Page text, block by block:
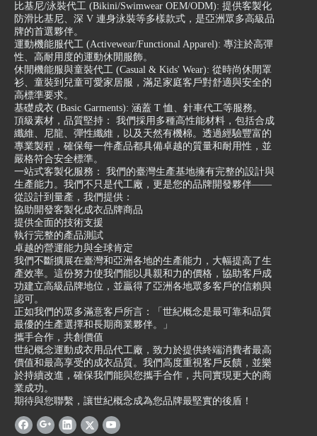
比基尼/泳裝代工 (Bikini/Swimwear OEM/ODM): 提供客製化
防滑比基尼、深 V 連身泳裝等多樣款式，是亞洲眾多高級品
牌的首選夥伴。
運動機能服代工 (Activewear/Functional Apparel): 專注於高彈
性、高耐用度的運動休閒服飾。
休閒機能服與童裝代工 (Casual & Kids' Wear): 從時尚休閒罩
衫、童裝到兒童可愛家居服，滿足家庭客戶對舒適與安全的
高標準要求。
基礎成衣 (Basic Garments): 涵蓋 T 恤、針車代工等服務。
頂級素材，品質堅持： 我們採用多種高性能材料，包括合成
纖維、尼龍、彈性纖維，以及天然有機棉。透過經驗豐富的
專業製程，確保每一件產品都具備卓越的質量和耐用性，並
嚴格符合安全標準。
一站式客製化服務： 我們的臺灣生產基地擁有完整的設計與
生產能力。我們不只是代工廠，更是您的品牌開發夥伴——
從設計到量產，我們提供：
協助開發客製化成衣品牌商品
提供全面的技術支援
執行完整的產品測試
卓越的營運能力與全球肯定
我們不斷擴展在臺灣和亞洲各地的生產能力，大幅提高了生
產效率。這份努力使我們能以具親和力的價格，協助客戶成
功建立高級品牌地位，並贏得了亞洲各地眾多客戶的信賴與
認可。
正如我們的眾多滿意客戶所言：「世紀概念是最可靠和品質
最優的生產選擇和長期商業夥伴。」
攜手合作，共創價值
世紀概念運動成衣用品代工廠，致力於提供終端消費者最高
價值和最高享受的成衣品質。我們高度重視客戶反饋，並樂
於持續改進，確保我們能與您攜手合作，共同實現更大的商
業成功。
期待與您聯繫，讓世紀概念成為您品牌最堅實的後盾！